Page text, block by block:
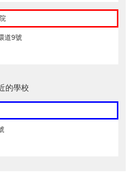
道9號
的學校